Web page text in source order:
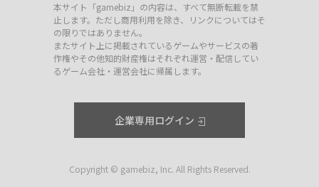
本サイト「gamebiz」の内容は、すべて無断転載を禁
止します。ただし商用利用を除き、リンクについてはそ
の限りではありません。
またサイト上に掲載されているゲームやサービスの著
作権やその他知的財産権はそれぞれ運営・配信してい
るゲーム会社・運営会社に帰属します。
企業専用ログイン
Copyright © gamebiz, Inc. All Rights Reserved.